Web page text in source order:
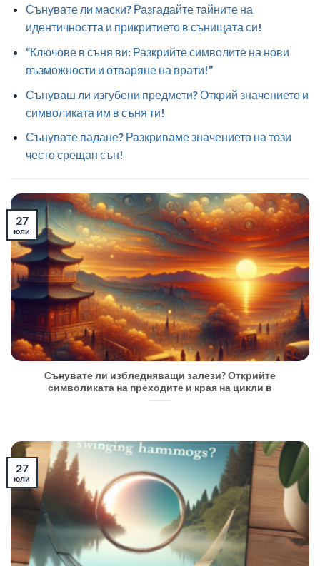
Сънувате ли маски? Разгадайте тайните на
идентичността и прикритието в сънищата си!
“Ключове в съня ви: Разкрийте символите на нови
възможности и отваряне на врати!”
Сънуваш ли изгубени предмети? Открий значението и
символиката им в съня ти!
Сънувате падане? Разкриваме значението на този
често срещан сън!
Сънувате ли избледняващи залези? Открийте
символиката на преходите и края на цикли в
27
юли
27
юли